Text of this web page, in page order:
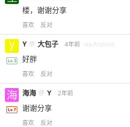
楼，谢谢分享
喜欢 反对
Y @ 大包子 4年前 via Android
好胖
喜欢 反对
海海 @ Y 2年前
谢谢分享
喜欢 反对